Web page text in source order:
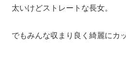
太いけどストレートな長女。
でもみんな収まり良く綺麗にカ